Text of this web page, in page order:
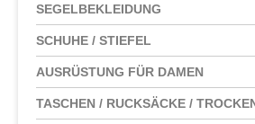
SEGELBEKLEIDUNG
SCHUHE / STIEFEL
AUSRÜSTUNG FÜR DAMEN
TASCHEN / RUCKSÄCKE /